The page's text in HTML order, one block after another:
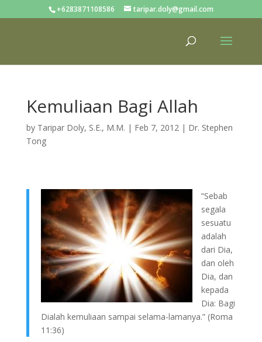
+6283871108586 taripar.doly@gmail.com
Kemuliaan Bagi Allah
by Taripar Doly, S.E., M.M. | Feb 7, 2012| Dr. Stephen
Tong
“Sebab
segala
sesuatu
adalah
dari Dia,
dan oleh
Dia, dan
kepada
Dia: Bagi
Dialah kemuliaan sampai selama-lamanya.” (Roma
11:36)